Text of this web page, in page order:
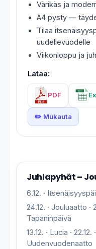
Värikäs ja
A4 pysty —
Tilaa
uudellevuodelle
Viikonloppu ja
Lataa:
PDF
✏️ Mukauta
Juhlapyhät –
6.12. ·
24.12. · Jouluaatto ·
Tapaninpäivä
13.12. · Lucia ·
Uudenvuodenaatto